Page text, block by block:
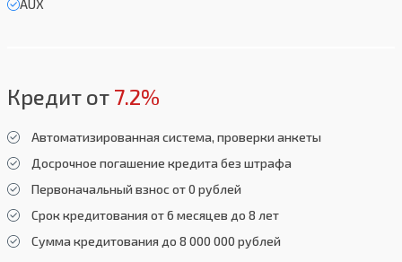
AUX
Кредит от 7.2%
Автоматизированная система, проверки анкеты
Досрочное погашение кредита без штрафа
Первоначальный взнос от 0 рублей
Срок кредитования от 6 месяцев до 8 лет
Сумма кредитования до 8 000 000 рублей